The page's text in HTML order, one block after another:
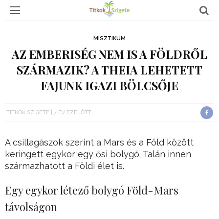
MISZTIKUM
AZ EMBERISÉG NEM IS A FÖLDRŐL
SZÁRMAZIK? A THEIA LEHETETT
FAJUNK IGAZI BÖLCSŐJE
TITKOK SZIGETE 7 ÉV EZELŐTT
A csillagászok szerint a Mars és a Föld között
keringett egykor egy ősi bolygó. Talán innen
származhatott a Földi élet is.
Egy egykor létező bolygó Föld-Mars
távolságon